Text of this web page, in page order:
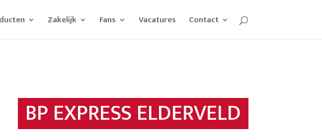
Zakelijk Fans Vacatures Contact
BP EXPRESS ELDERVELD